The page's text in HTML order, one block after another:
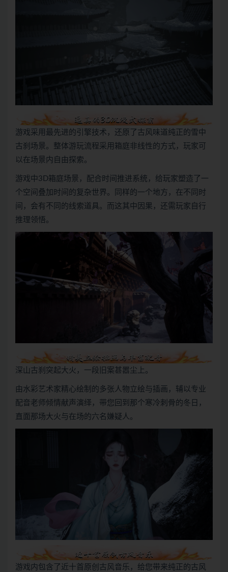
游戏采用最先进的引擎技术，还原了古风味道纯正的雪中
古刹场景。整体游玩流程采用箱庭非线性的方式，玩家可
以在场景内自由探索。
游戏中3D箱庭场景，配合时间推进系统，给玩家塑造了一
个空间叠加时间的复杂世界。同样的一个地方，在不同时
间，会有不同的线索道具。而这其中因果，还需玩家自行
推理领悟。
深山古刹突起大火，一段旧案甚嚣尘上。
由水彩艺术家精心绘制的多张人物立绘与插画，辅以专业
配音老师倾情献声演绎，带您回到那个寒冷刺骨的冬日，
直面那场大火与在场的六名嫌疑人。
游戏内包含了近十首原创古风音乐，给您带来纯正的古风